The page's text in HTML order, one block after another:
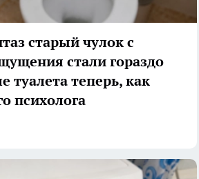
старый чулок с
стали гораздо
туалета теперь, как
психолога